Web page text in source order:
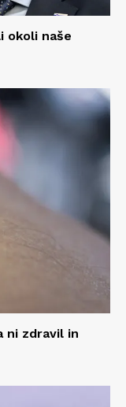
okoli naše
ni zdravil in